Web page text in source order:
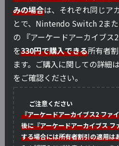
みの場合は、それぞれ同じア
とで、Nintendo Switch 2ま
の 『アーケードアーカイブス
を330円で購入できる所有者
ます。ご購入に関しての詳細
をご確認ください。
ご注意ください
『アーケードアーカイブス2 ファ
後に『アーケードアーカイブス
する場合には所有者割引の適用は